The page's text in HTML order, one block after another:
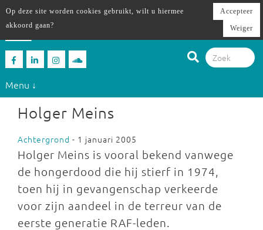
Menu ↓
Holger Meins
Achtergrond - 1 januari 2005
Holger Meins is vooral bekend vanwege
de hongerdood die hij stierf in 1974,
toen hij in gevangenschap verkeerde
voor zijn aandeel in de terreur van de
eerste generatie RAF-leden.
Op deze site worden cookies gebruikt, wilt u hiermee
akkoord gaan?
Accepteer
Weiger